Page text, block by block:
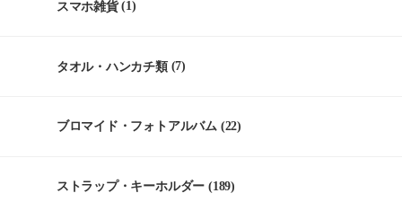
スマホ雑貨(1)
タオル・ハンカチ類(7)
ブロマイド・フォトアルバム (22)
ストラップ・キーホルダー (189)